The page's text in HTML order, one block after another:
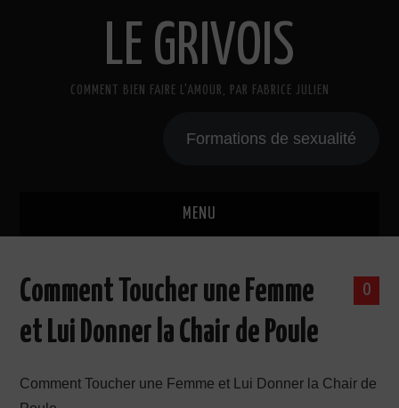
LE GRIVOIS
COMMENT BIEN FAIRE L'AMOUR, PAR FABRICE JULIEN
Formations de sexualité
MENU
A PROPOS
0
Comment Toucher une Femme
et Lui Donner la Chair de Poule
Comment Toucher une Femme et Lui Donner la Chair de